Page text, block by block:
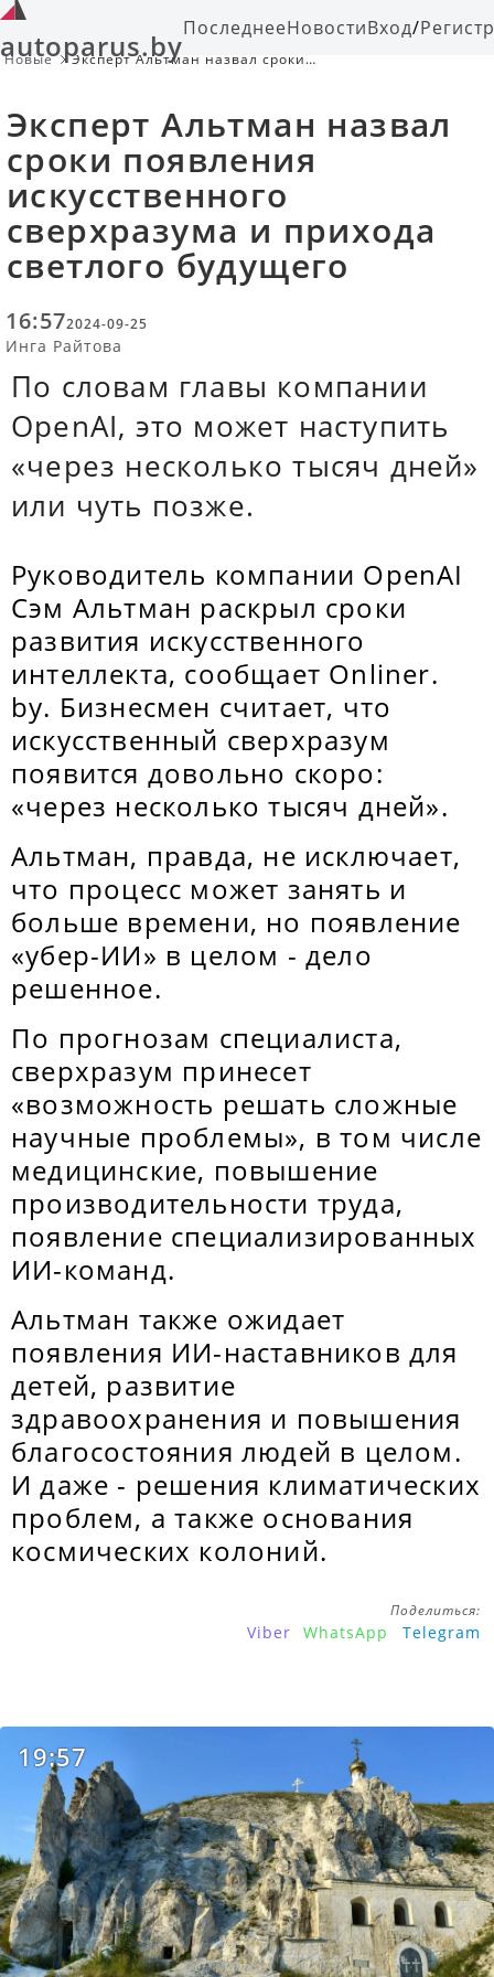
autoparus.byПоследнееНовостиВход/
Новые
Эксперт Альтман назвал сроки
будущего
Эксперт Альтман назвал
сроки появления
искусственного
сверхразума и прихода
светлого будущего
16:572024-09-25
Инга Райтова
По словам главы компании
OpenAI, это может наступить
«через несколько тысяч дней»
или чуть позже.
Руководитель компании OpenAI
Сэм Альтман раскрыл сроки
развития искусственного
интеллекта, сообщает Onliner.
by. Бизнесмен считает, что
искусственный сверхразум
появится довольно скоро:
«через несколько тысяч дней».
Альтман, правда, не исключает,
что процесс может занять и
больше времени, но появление
«убер-ИИ» в целом - дело
решенное.
По прогнозам специалиста,
сверхразум принесет
«возможность решать сложные
научные проблемы», в том числе
медицинские, повышение
производительности труда,
появление специализированных
ИИ-команд.
Альтман также ожидает
появления ИИ-наставников для
детей, развитие
здравоохранения и повышения
благосостояния людей в целом.
И даже - решения климатических
проблем, а также основания
космических колоний.
Поделиться:
Viber WhatsApp Telegram
19:57